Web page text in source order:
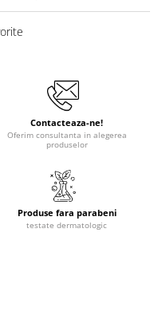
Contacteaza-ne!
Oferim consultanta in alegerea
produselor
Produse fara parabeni
testate dermatologic